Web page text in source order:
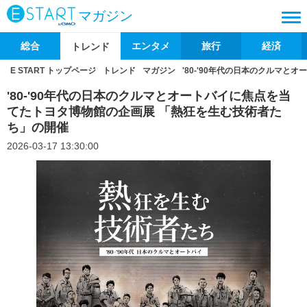
マガジン
総合 トレンド エンタメ 旅行 経済
E START トップページ トレンド マガジン '80-'90年代の日本のクルマとオ
'80-'90年代の日本のクルマとオートバイに焦点を当
てたトヨタ博物館の企画展 「熱狂を生む技術者た
ち」の開催
2026-03-17 13:30:00